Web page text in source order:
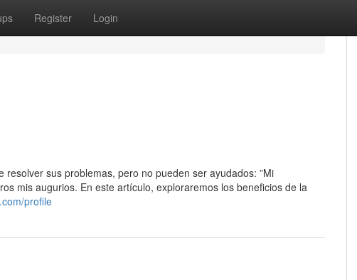
Register Login
sus problemas, pero no pueden ser ayudados: ”Mi
mis augurios. En este artículo, exploraremos los beneficios de la
profile